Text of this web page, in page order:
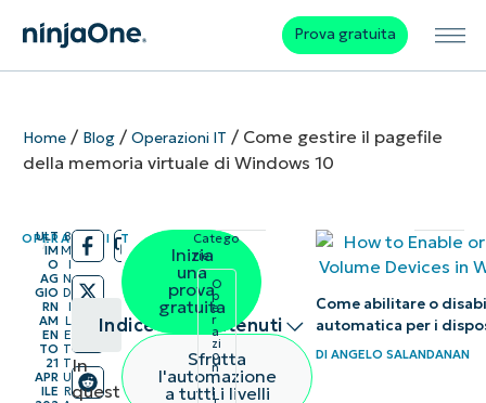
Prova gratuita
Home/ Blog/ Operazioni IT / Come gestire il pagefile
della memoria virtuale di Windows 10
OPERAZIONI IT
/
ULT
IM
O
AG
GIO
RN
AM
EN
TO
21
APR
ILE
/
8
M
I
N
D
I
L
E
T
T
U
R
Indice dei contenuti
Riepilogo
In
quest
Inizia
una
prova
gratuita
Sfrutta
l'automazione
a tutti i livelli
Catego
rie:
O
p
e
r
a
zi
o
n
i
I
Come abilitare o
automatica per i
DIANGELO SALANDANAN